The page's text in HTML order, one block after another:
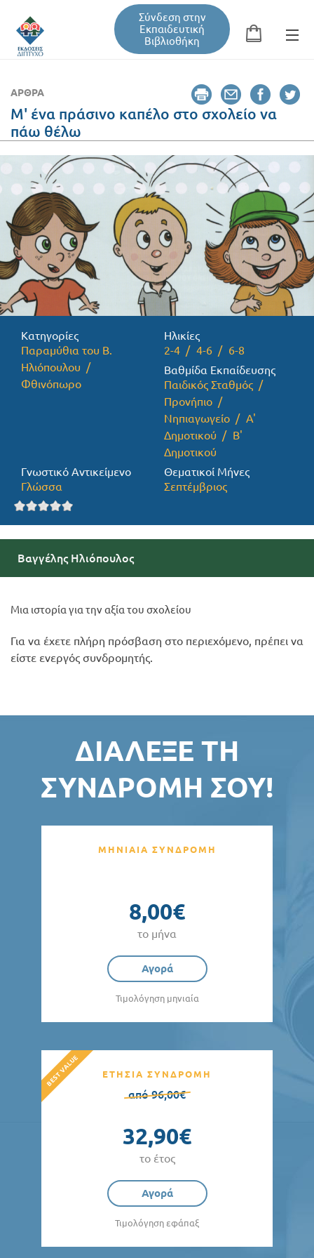
Σύνδεση στην
Εκπαιδευτική
Βιβλιοθήκη
Φόρμα αναζήτησης
Εκπαιδευτική Βιβλιοθήκη
Βιβλία
Σεμινάρια / Συνέδρια
Τεύχη Περιοδικών
Προσφορές
ΆΡΘΡΑ
Μ' ένα πράσινο καπέλο στο σχολείο να
πάω θέλω
Κατηγορίες
Παραμύθια του Β.
Ηλιόπουλου
Φθινόπωρο
Ηλικίες
2-4
4-6
6-8
Βαθμίδα Εκπαίδευσης
Παιδικός Σταθμός
Προνήπιο
Νηπιαγωγείο
Α'
Δημοτικού
Β'
Δημοτικού
Γνωστικό Αντικείμενο
Γλώσσα
Θεματικοί Μήνες
Σεπτέμβριος
Βαγγέλης Ηλιόπουλος
Μια ιστορία για την αξία του σχολείου
Για να έχετε πλήρη πρόσβαση στο περιεχόμενο, πρέπει να
είστε ενεργός συνδρομητής.
ΔΙΆΛΕΞΕ ΤΗ
ΣΥΝΔΡΟΜΉ ΣΟΥ!
ΜΗΝΙΑΙΑ ΣΥΝΔΡΟΜΗ
8,00€
το μήνα
Αγορά
Τιμολόγηση μηνιαία
ΕΤΗΣΙΑ ΣΥΝΔΡΟΜΗ
από 96,00€
32,90€
το έτος
Αγορά
Τιμολόγηση εφάπαξ